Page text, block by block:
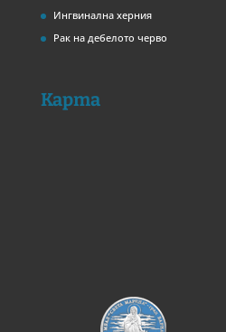
Ингвинална херния
Рак на дебелото черво
Карта